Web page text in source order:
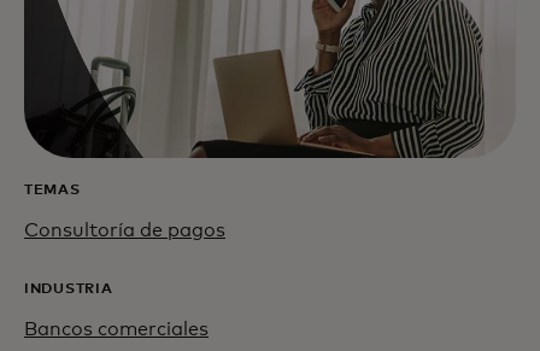
TEMAS
Consultoría de pagos
INDUSTRIA
Bancos comerciales